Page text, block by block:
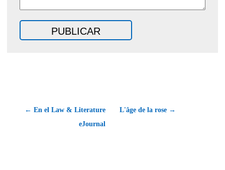
← En el Law & Literature
eJournal
L'âge de la rose →